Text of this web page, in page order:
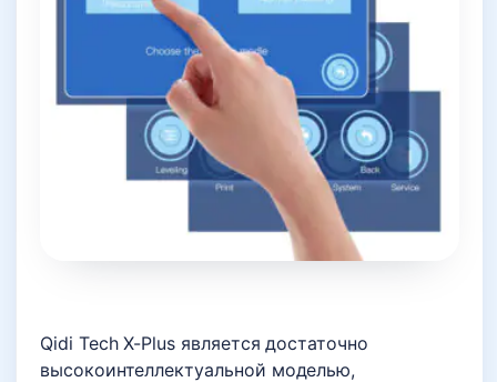
Qidi Tech X-Plus является достаточно
высокоинтеллектуальной моделью,